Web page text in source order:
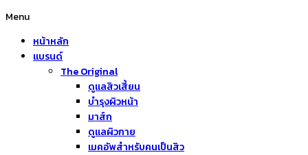
Menu
หน้าหลัก
แบรนด์
The Original
ดูแลสิวเสี้ยน
บำรุงผิวหน้า
มาส์ก
ดูแลผิวกาย
เมคอัพสำหรับคนเป็นสิว